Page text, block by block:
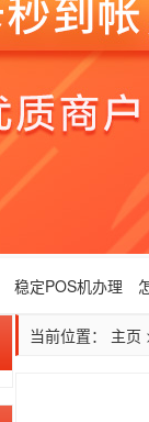
稳定POS机办理
当前位置： 主页